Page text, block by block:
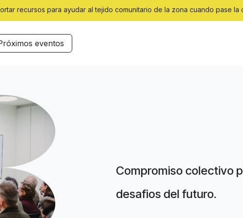
recursos para ayudar al tejido comunitario de la zona cuando pase la
eventos
Compromiso colectivo
desafios del futuro.